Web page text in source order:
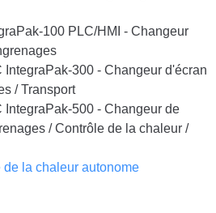
100 PLC/HMI - Changeur
300 - Changeur d'écran
/ Transport
IntegraPak-500 - Changeur de
/ Contrôle de la chaleur /
la chaleur autonome